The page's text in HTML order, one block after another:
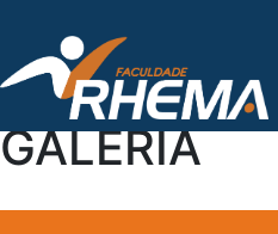
GALERIA